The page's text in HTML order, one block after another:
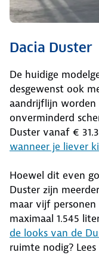
Dacia Duster
De huidige
desgewenst ook
aandrijflijn worden
onverminderd
Duster vanaf €
wanneer je liever
Hoewel dit even
Duster zijn
maar vijf
maximaal 1.545
de looks van de
ruimte nodig?